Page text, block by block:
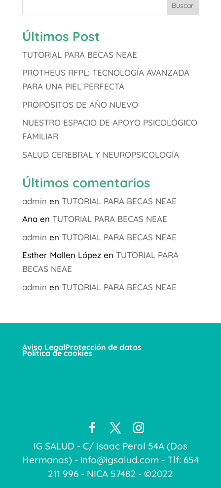
Buscar
Últimos Post
TUTORIAL PARA BECAS NEAE
PROTHEUS RFPL: TECNOLOGÍA AVANZADA
PARA UNA PIEL PERFECTA
PROPÓSITOS DE AÑO NUEVO
NUESTRO ESPACIO DE APOYO PSICOLÓGICO
FAMILIAR
SALUD CEREBRAL Y NEUROPSICOLOGÍA
Últimos comentarios
admin en TUTORIAL PARA BECAS NEAE
Anaen TUTORIAL PARA BECAS NEAE
admin en TUTORIAL PARA BECAS NEAE
Esther Mallen Lópezen TUTORIAL PARA
BECAS NEAE
admin en TUTORIAL PARA BECAS NEAE
Aviso LegalProtección de datos
Política de cookies
IG SALUD - C/ Isaac Peral 54A (Dos
Hermanas) - info@igsalud.com - Tlf: 654
211 996 - NICA 57482 - ©2022